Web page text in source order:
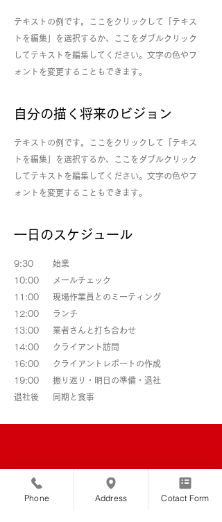
テキストの例です。ここをクリックして「テキス
トを編集」を選択するか、ここをダブルクリック
してテキストを編集してください。文字の色やフ
ォントを変更することもできます。
自分の描く将来のビジョン
テキストの例です。ここをクリックして「テキス
トを編集」を選択するか、ここをダブルクリック
してテキストを編集してください。文字の色やフ
ォントを変更することもできます。
一日のスケジュール
9:30 始業
10:00 メールチェック
11:00 現場作業員とのミーティング
12:00 ランチ
13:00 業者さんと打ち合わせ
14:00 クライアント訪問
16:00 クライアントレポートの作成
19:00 振り返り・明日の準備・退社
退社後 同期と食事
STEC INC.
Phone Address Cotact Form